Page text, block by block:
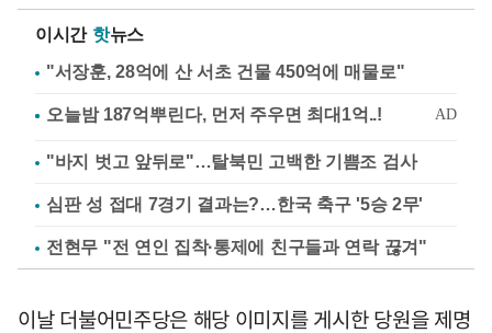
이시간 핫뉴스
"서장훈, 28억에 산 서초 건물 450억에 매물로"
"바지 벗고 앞뒤로"…탈북민 고백한 기쁨조 검사
심판 성 접대 7경기 결과는?…한국 축구 '5승 2무'
전현무 "전 연인 집착·통제에 친구들과 연락 끊겨"
이날 더불어민주당은 해당 이미지를 게시한 당원을 제명